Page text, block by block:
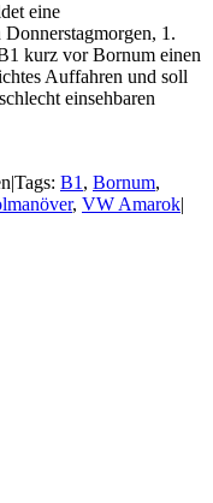
eine
1.
kurz vor Bornum einen
Auffahren und soll
einsehbaren
|Tags: B1, Bornum,
, VW Amarok|